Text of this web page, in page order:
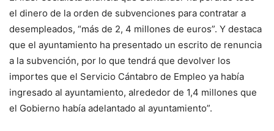
el dinero de la orden de subvenciones para contratar a
desempleados, “más de 2, 4 millones de euros”. Y destaca
que el ayuntamiento ha presentado un escrito de renuncia
a la subvención, por lo que tendrá que devolver los
importes que el Servicio Cántabro de Empleo ya había
ingresado al ayuntamiento, alrededor de 1,4 millones que
el Gobierno había adelantado al ayuntamiento”.